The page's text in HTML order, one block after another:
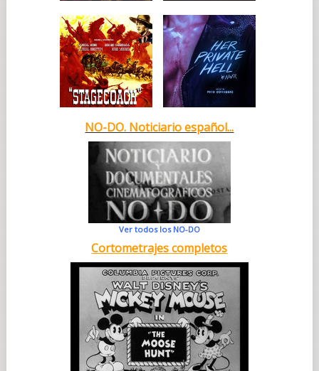
NO-DO. Noticiario español...
Ver todos los NO-DO
Cortometrajes completos